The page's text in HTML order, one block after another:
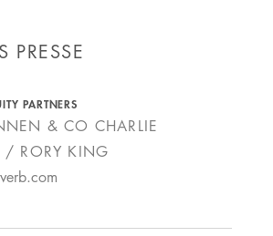
PRESSE
PARTNERS
& CO CHARLIE
/ RORY KING